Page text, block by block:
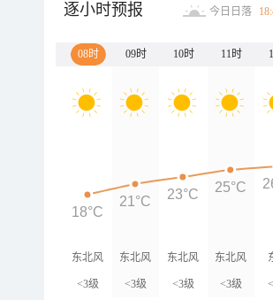
逐小时预报 今日日落
08时 09时 10时 11时
东北风
<3级
东北风
<3级
东北风
<3级
东北风
<3级
18°C
21°C 23°C 25°C